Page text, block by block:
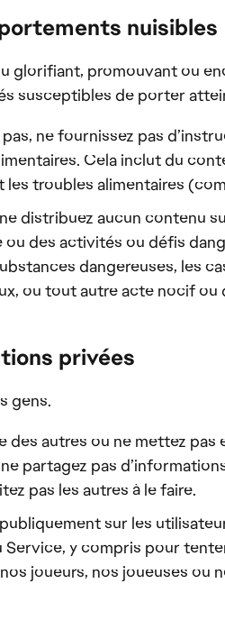
nuisibles
glorifiant, promouvant ou
susceptibles de porter
ne fournissez pas
Cela inclut du
troubles alimentaires
distribuez aucun contenu
des activités ou défis
dangereuses, les
ou tout autre acte nocif ou
privées
gens.
des autres ou ne mettez
partagez pas
pas les autres à le faire.
sur les
Service, y compris pour
joueurs, nos joueuses ou